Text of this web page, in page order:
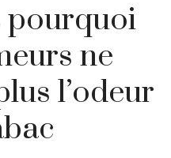
pourquoi
ne
l’odeur